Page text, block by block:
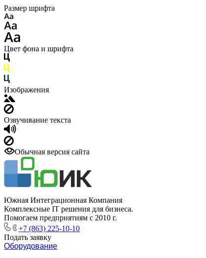
Размер шрифта
Цвет фона и шрифта
Изображения
Озвучивание текста
Обычная версия сайта
Южная Интеграционная Компания
Комплексные IT решения для бизнеса.
Помогаем предприятиям с 2010 г.
+7 (863) 225-10-10
Подать заявку
Оборудование